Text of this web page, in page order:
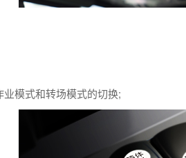
模式和转场模式的切换;